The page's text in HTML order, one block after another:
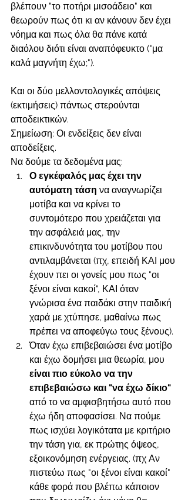
βλέπουν "το ποτήρι μισοάδειο" και
θεωρούν πως ότι κι αν κάνουν δεν έχει
νόημα και πως όλα θα πάνε κατά
διαόλου διότι είναι αναπόφευκτο ("μα
καλά μαγνήτη έχω;").
Και οι δύο μελλοντολογικές απόψεις
(εκτιμήσεις) πάντως στερούνται
αποδεικτικών.
Σημείωση: Οι ενδείξεις δεν είναι
αποδείξεις.
Να δούμε τα δεδομένα μας:
Ο εγκέφαλός μας έχει την
αυτόματη τάση να αναγνωρίζει
μοτίβα και να κρίνει το
συντομότερο που χρειάζεται για
την ασφάλειά μας, την
επικινδυνότητα του μοτίβου που
αντιλαμβάνεται (πχ, επειδή ΚΑΙ μου
έχουν πει οι γονείς μου πως "οι
ξένοι είναι κακοί", ΚΑΙ όταν
γνώρισα ένα παιδάκι στην παιδική
χαρά με χτύπησε, μαθαίνω πως
πρέπει να αποφεύγω τους ξένους).
Όταν έχω επιβεβαιώσει ένα μοτίβο
και έχω δομήσει μια θεωρία, μου
είναι πιο εύκολο να την
επιβεβαιώσω και "να έχω δίκιο"
από το να αμφισβητήσω αυτό που
έχω ήδη αποφασίσει. Να πούμε
πως ισχύει λογικότατα με κριτήριο
την τάση για, εκ πρώτης όψεος,
εξοικονόμηση ενέργειας. (πχ Αν
πιστεύω πως "οι ξένοι είναι κακοί"
κάθε φορά που βλέπω κάποιον